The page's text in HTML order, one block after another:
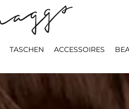
TASCHEN ACCESSOIRES